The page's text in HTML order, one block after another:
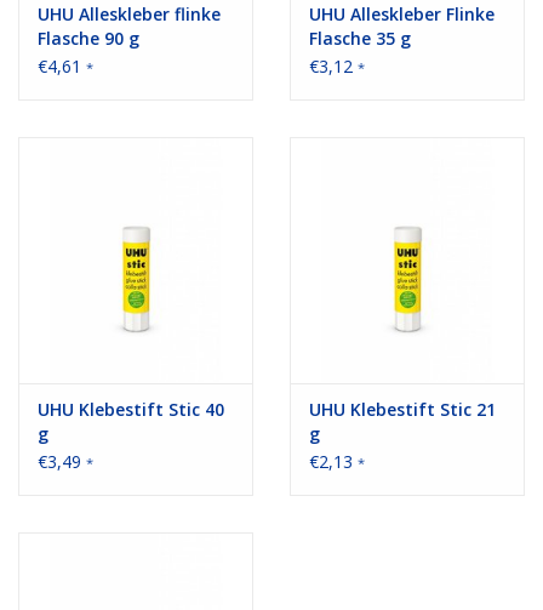
UHU Alleskleber flinke
Flasche 90 g
€4,61 *
UHU Alleskleber Flinke
Flasche 35 g
€3,12 *
UHU Klebestift Stic 40
g
€3,49 *
UHU Klebestift Stic 21
g
€2,13 *